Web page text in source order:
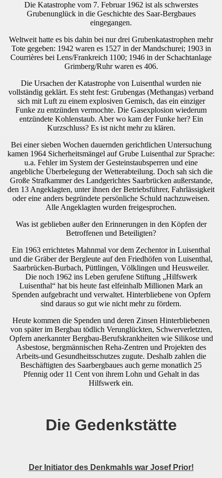
Die Katastrophe vom 7. Februar 1962 ist als schwerstes
Grubenunglück in die Geschichte des Saar-Bergbaues
eingegangen.
Weltweit hatte es bis dahin bei nur drei Grubenkatastrophen mehr
Tote gegeben: 1942 waren es 1527 in der Mandschurei; 1903 in
Courrières bei Lens/Frankreich 1100; 1946 in der Schachtanlage
Grimberg/Ruhr waren es 406.
Die Ursachen der Katastrophe von Luisenthal wurden nie
vollständig geklärt. Es steht fest: Grubengas (Methangas) verband
sich mit Luft zu einem explosiven Gemisch, das ein einziger
Funke zu entzünden vermochte. Die Gasexplosion wiederum
entzündete Kohlenstaub. Aber wo kam der Funke her? Ein
Kurzschluss? Es ist nicht mehr zu klären.
Bei einer sieben Wochen dauernden gerichtlichen Untersuchung
kamen 1964 Sicherheitsmängel auf Grube Luisenthal zur Sprache:
u.a. Fehler im System der Gesteinstaubsperren und eine
angebliche Überbelegung der Wetterabteilung. Doch sah sich die
Große Strafkammer des Landgerichtes Saarbrücken außerstande,
den 13 Angeklagten, unter ihnen der Betriebsführer, Fahrlässigkeit
oder eine anders begründete persönliche Schuld nachzuweisen.
Alle Angeklagten wurden freigesprochen.
Was ist geblieben außer den Erinnerungen in den Köpfen der
Betroffenen und Beteiligten?
Ein 1963 errichtetes Mahnmal vor dem Zechentor in Luisenthal
und die Gräber der Bergleute auf den Friedhöfen von Luisenthal,
Saarbrücken-Burbach, Püttlingen, Völklingen und Heusweiler.
Die noch 1962 ins Leben gerufene Stiftung „Hilfswerk
Luisenthal“ hat bis heute fast elfeinhalb Millionen Mark an
Spenden aufgebracht und verwaltet. Hinterbliebene von Opfern
sind daraus so gut wie nicht mehr zu fördern.
Heute kommen die Spenden und deren Zinsen Hinterbliebenen
von später im Bergbau tödlich Verunglückten, Schwerverletzten,
Opfern anerkannter Bergbau-Berufskrankheiten wie Silikose und
Asbestose, bergmännischen Reha-Zentren und Projekten des
Arbeits-und Gesundheitsschutzes zugute. Deshalb zahlen die
Beschäftigten des Saarbergbaues auch gerne monatlich 25
Pfennig oder 11 Cent von ihrem Lohn und Gehalt in das
Hilfswerk ein.
Die Gedenkstätte
Der Initiator des Denkmahls war Josef Prior!